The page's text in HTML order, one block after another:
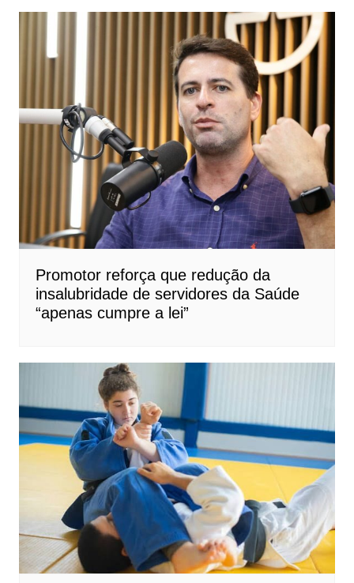
Promotor reforça que redução da
insalubridade de servidores da Saúde
“apenas cumpre a lei”